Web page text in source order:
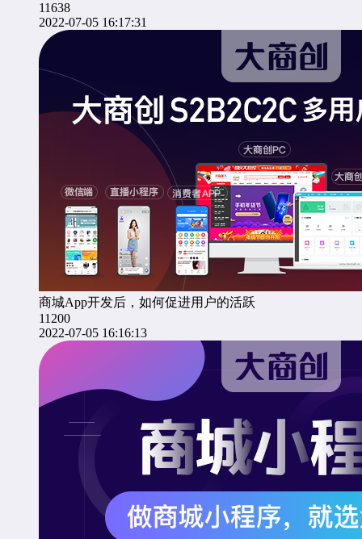
11638
2022-07-05 16:17:31
商城App开发后，如何促进用户的活跃
11200
2022-07-05 16:16:13